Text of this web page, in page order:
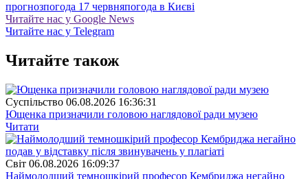
прогнозпогода 17 червняпогода в Києві
Читайте нас у Google News
Читайте нас у Telegram
Читайте також
Суспiльство 06.08.2026 16:36:31
Ющенка призначили головою наглядової ради музею
Читати
Свiт 06.08.2026 16:09:37
Наймолодший темношкірий професор Кембриджа негайно